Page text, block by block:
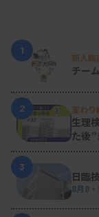
1
新人
チー
2 変わ
生理
た後
3
日臨
8月8